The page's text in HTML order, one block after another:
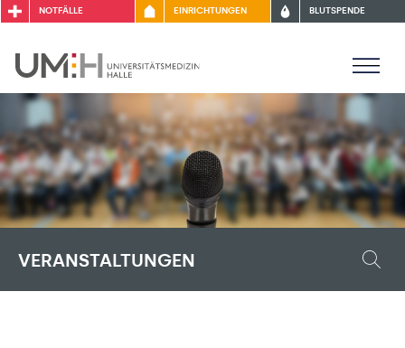
NOTFÄLLE EINRICHTUNGEN BLUTSPENDE
VERANSTALTUNGEN